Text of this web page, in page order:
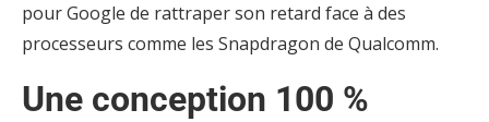
pour Google de rattraper son retard face à des
processeurs comme les Snapdragon de Qualcomm.
Une conception 100 %